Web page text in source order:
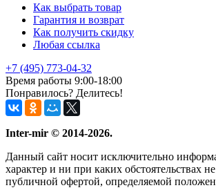
Как выбрать товар
Гарантия и возврат
Как получить скидку
Любая ссылка
+7 (495) 773-04-32
Время работы 9:00-18:00
Понравилось? Делитесь!
Inter-mir © 2014-2026.
Данный сайт носит исключительно
характер и ни при каких обстоятельствах не
публичной офертой, определяемой